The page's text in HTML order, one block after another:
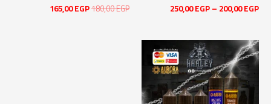
200,00EGP
–
250,00EGP
180,00EGP
165,00EGP
نطاق
السعر:
من
خلال